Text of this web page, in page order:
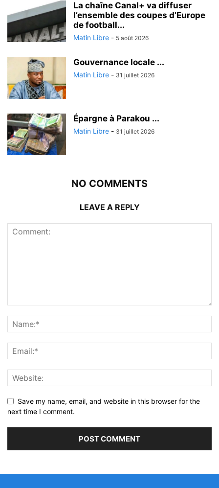
La chaîne Canal+ va diffuser
l’ensemble des coupes d’Europe
de football...
Matin Libre - 5 août 2026
Gouvernance locale ...
Matin Libre - 31 juillet 2026
Épargne à Parakou ...
Matin Libre - 31 juillet 2026
NO COMMENTS
LEAVE A REPLY
Save my name, email, and website in this browser for the
next time I comment.